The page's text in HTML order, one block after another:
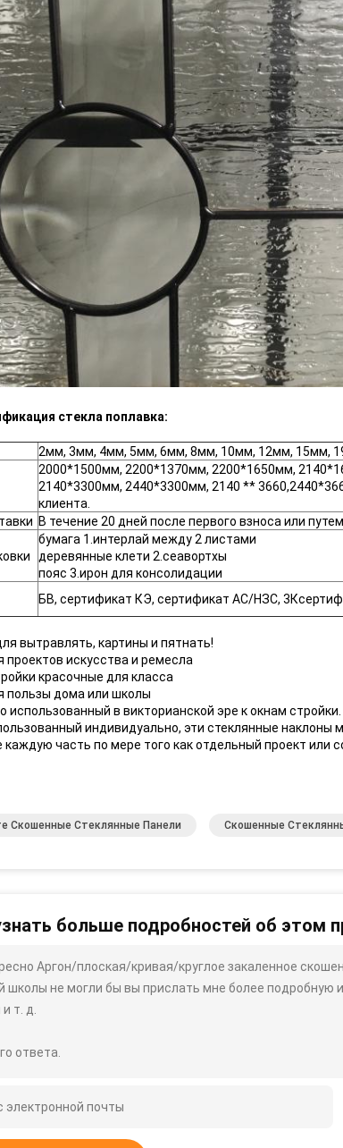
стекла поплавка:
2мм, 3мм, 4мм, 5мм, 6мм, 8мм, 10мм, 12мм, 15мм,
2000*1500мм, 2200*1370мм, 2200*1650мм,
2140*3300мм, 2440*3300мм, 2140 **
клиента.
В течение 20 дней после первого взноса или
бумага 1.интерлай между 2 листами
деревянные клети 2.сеавортхы
пояс 3.ирон для консолидации
БВ, сертификат КЭ, сертификат АС/НЗС,
вытравлять, картины и пятнать!
проектов искусства и ремесла
красочные для класса
пользы дома или школы
использованный в викторианской эре к окнам
индивидуально, эти стеклянные наклоны
каждую часть по мере того как отдельный проект или
Скошенные Стеклянные Панели Скошенные
больше подробностей об этом
Аргон/плоская/кривая/круглое закаленное
школы не могли бы вы прислать мне более подробную
т. д.
ответа.